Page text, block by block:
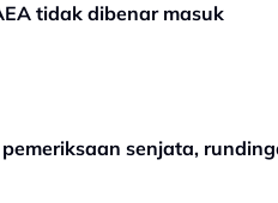
tidak dibenar masuk
senjata,